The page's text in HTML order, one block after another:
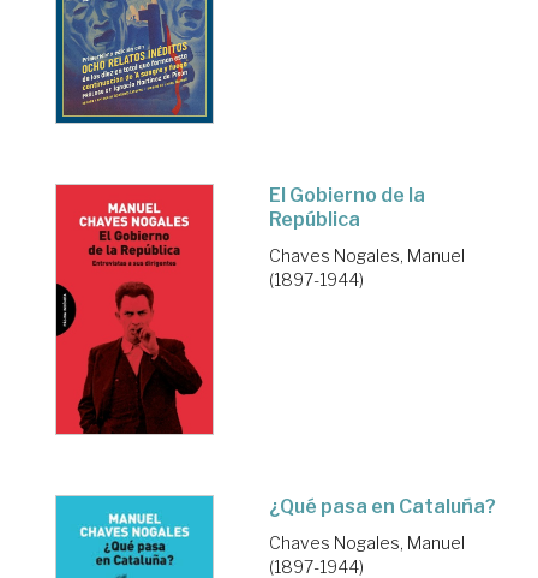
El Gobierno de la
República
Chaves Nogales, Manuel
(1897-1944)
¿Qué pasa en Cataluña?
Chaves Nogales, Manuel
(1897-1944)